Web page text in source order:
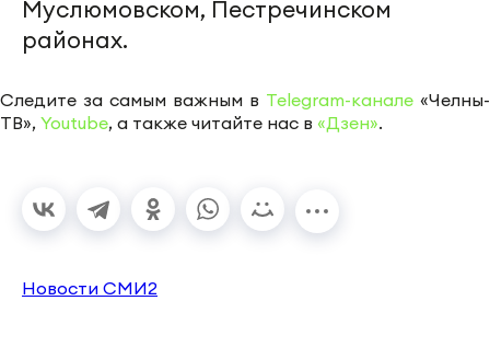
Муслюмовском, Пестречинском
районах.
Следите за самым важным в Telegram-канале «Челны-
ТВ», Youtube, а также читайте нас в «Дзен».
Новости СМИ2